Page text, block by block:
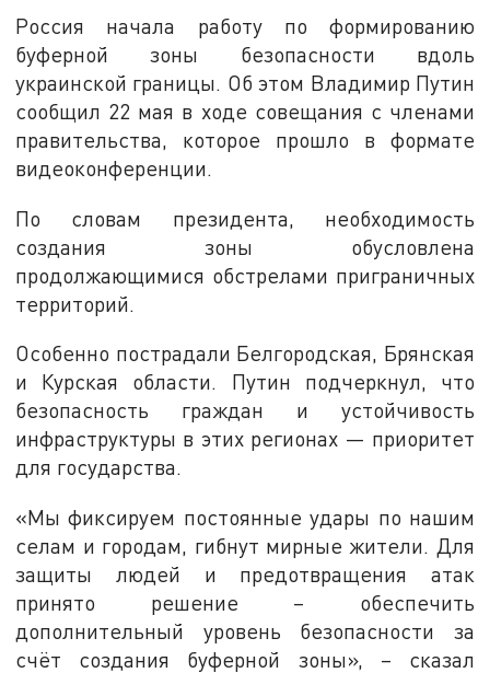
Россия начала работу по формированию
буферной зоны безопасности вдоль
украинской границы. Об этом Владимир Путин
сообщил 22 мая в ходе совещания с членами
правительства, которое прошло в формате
видеоконференции.
По словам президента, необходимость
создания зоны обусловлена
продолжающимися обстрелами приграничных
территорий.
Особенно пострадали Белгородская, Брянская
и Курская области. Путин подчеркнул, что
безопасность граждан и устойчивость
инфраструктуры в этих регионах — приоритет
для государства.
«Мы фиксируем постоянные удары по нашим
селам и городам, гибнут мирные жители. Для
защиты людей и предотвращения атак
принято решение – обеспечить
дополнительный уровень безопасности за
счёт создания буферной зоны», – сказал